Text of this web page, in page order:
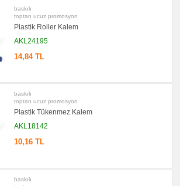
baskılı
toptan ucuz promosyon
Plastik Roller Kalem
AKL24195
14,84 TL
baskılı
toptan ucuz promosyon
Plastik Tükenmez Kalem
AKL18142
10,16 TL
baskılı